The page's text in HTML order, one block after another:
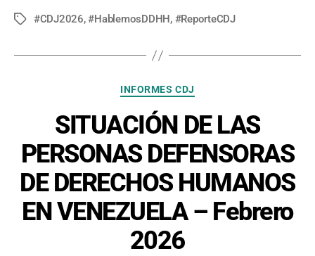
Tags#CDJ2026,#HablemosDDHH , #ReporteCDJ
Categories
INFORMES CDJ
SITUACIÓN DE LAS
PERSONAS DEFENSORAS
DE DERECHOS HUMANOS
EN VENEZUELA – Febrero
2026